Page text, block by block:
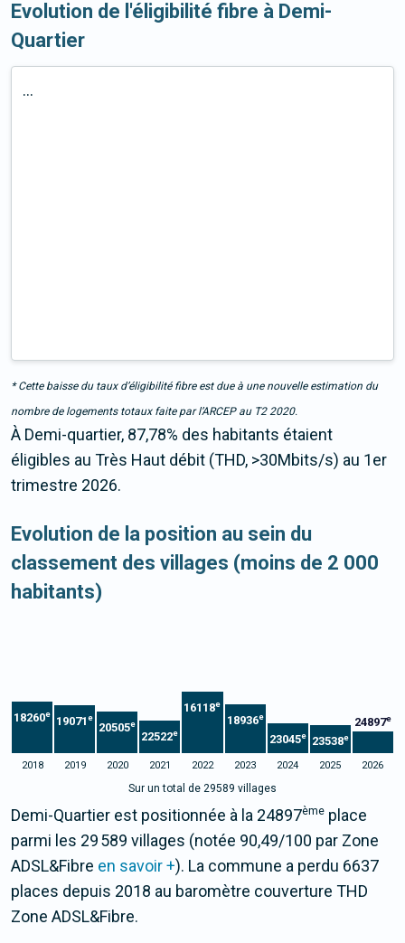
Evolution de l'éligibilité fibre à Demi-
Quartier
...
* Cette baisse du taux d’éligibilité fibre est due à une nouvelle estimation du
nombre de logements totaux faite par l’ARCEP au T2 2020.
À Demi-quartier, 87,78% des habitants étaient
éligibles au Très Haut débit (THD, >30Mbits/s) au 1er
trimestre 2026.
Evolution de la position au sein du
classement des villages (moins de 2 000
habitants)
18260e
19071e
20505e
22522e
16118e
18936e
23045e 23538e
24897e
2018 2019 2020 2021 2022 2023 2024 2025 2026
Sur un total de 29589 villages
Demi-Quartier est positionnée à la 24897ème place
parmi les 29 589 villages (notée 90,49/100 par Zone
ADSL&Fibre en savoir +). La commune a perdu 6637
places depuis 2018 au baromètre couverture THD
Zone ADSL&Fibre.